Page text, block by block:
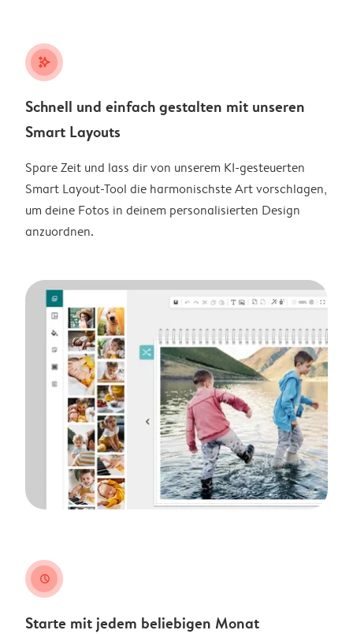
stars_plus
Schnell und einfach gestalten mit unseren
Smart Layouts
Spare Zeit und lass dir von unserem KI-gesteuerten
Smart Layout-Tool die harmonischste Art vorschlagen,
um deine Fotos in deinem personalisierten Design
anzuordnen.
clock
Starte mit jedem beliebigen Monat